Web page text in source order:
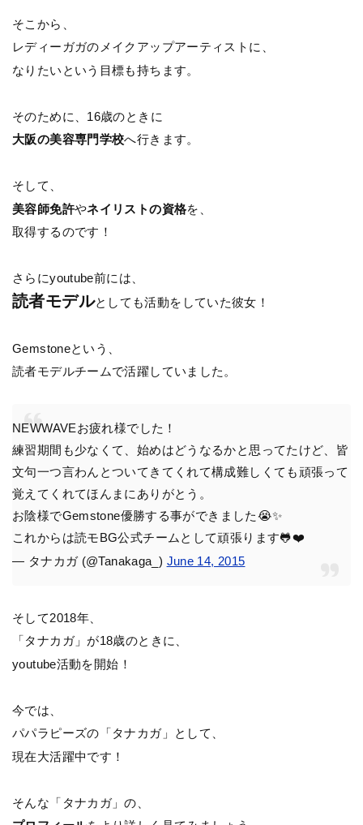
そこから、
レディーガガのメイクアップアーティストに、
なりたいという目標も持ちます。
そのために、16歳のときに
大阪の美容専門学校へ行きます。
そして、
美容師免許やネイリストの資格を、
取得するのです！
さらにyoutube前には、
読者モデルとしても活動をしていた彼女！
Gemstoneという、
読者モデルチームで活躍していました。
NEWWAVEお疲れ様でした！
練習期間も少なくて、始めはどうなるかと思ってたけど、皆
文句一つ言わんとついてきてくれて構成難しくても頑張って
覚えてくれてほんまにありがとう。
お陰様でGemstone優勝する事ができました😭✨
これからは読モBG公式チームとして頑張ります🐸❤️
— タナカガ (@Tanakaga_) June 14, 2015
そして2018年、
「タナカガ」が18歳のときに、
youtube活動を開始！
今では、
パパラピーズの「タナカガ」として、
現在大活躍中です！
そんな「タナカガ」の、